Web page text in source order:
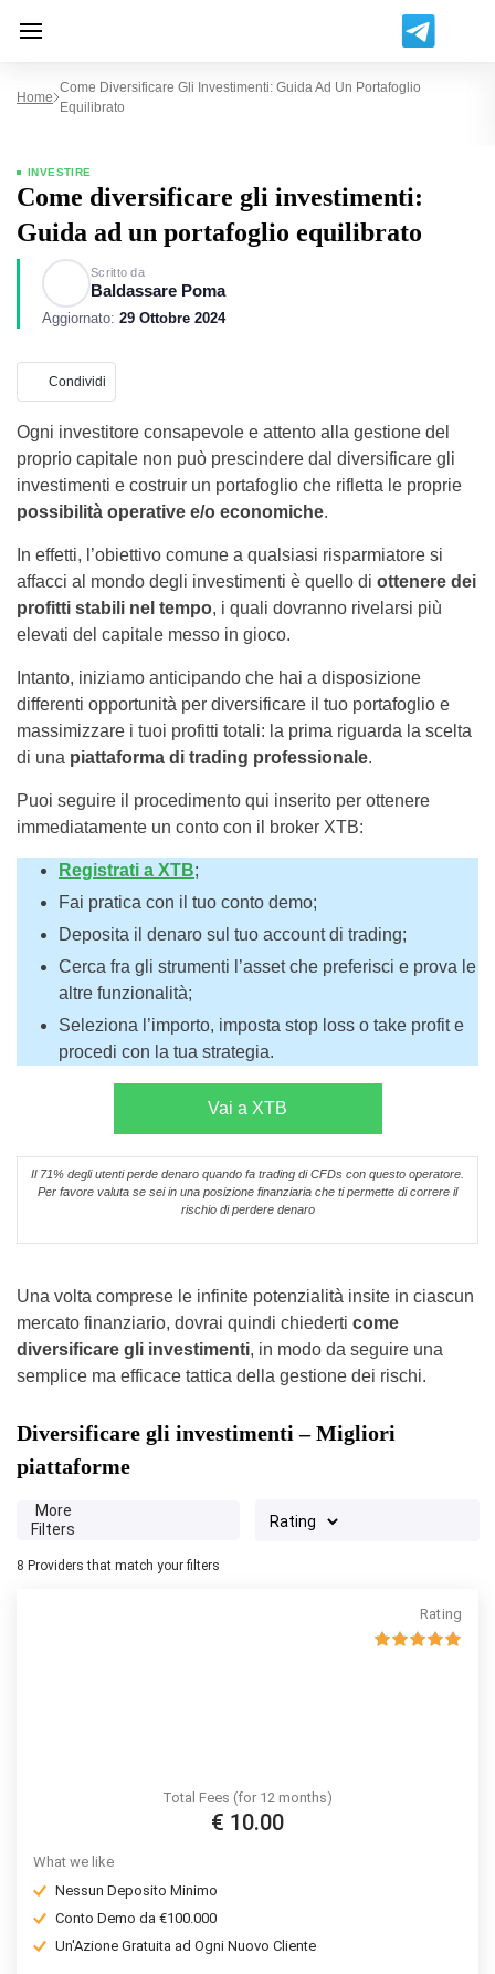
Home
Come Diversificare Gli Investimenti: Guida Ad Un Portafoglio
Equilibrato
INVESTIRE
Come diversificare gli investimenti:
Guida ad un portafoglio equilibrato
Scritto da
Baldassare Poma
Aggiornato: 29 Ottobre 2024
Condividi
Ogni investitore consapevole e attento alla gestione del
proprio capitale non può prescindere dal diversificare gli
investimenti e costruir un portafoglio che rifletta le proprie
possibilità operative e/o economiche.
In effetti, l’obiettivo comune a qualsiasi risparmiatore si
affacci al mondo degli investimenti è quello di ottenere dei
profitti stabili nel tempo, i quali dovranno rivelarsi più
elevati del capitale messo in gioco.
Intanto, iniziamo anticipando che hai a disposizione
differenti opportunità per diversificare il tuo portafoglio e
massimizzare i tuoi profitti totali: la prima riguarda la scelta
di una piattaforma di trading professionale.
Puoi seguire il procedimento qui inserito per ottenere
immediatamente un conto con il broker XTB:
Registrati a XTB;
Fai pratica con il tuo conto demo;
Deposita il denaro sul tuo account di trading;
Cerca fra gli strumenti l’asset che preferisci e prova le
altre funzionalità;
Seleziona l’importo, imposta stop loss o take profit e
procedi con la tua strategia.
Vai a XTB
Il 71% degli utenti perde denaro quando fa trading di CFDs con questo operatore.
Per favore valuta se sei in una posizione finanziaria che ti permette di correre il
rischio di perdere denaro
Una volta comprese le infinite potenzialità insite in ciascun
mercato finanziario, dovrai quindi chiederti come
diversificare gli investimenti, in modo da seguire una
semplice ma efficace tattica della gestione dei rischi.
Diversificare gli investimenti – Migliori
piattaforme
More
Filters
8 Providers that match your filters
Rating
Total Fees (for 12 months)
€ 10.00
What we like
Nessun Deposito Minimo
Conto Demo da €100.000
Un'Azione Gratuita ad Ogni Nuovo Cliente